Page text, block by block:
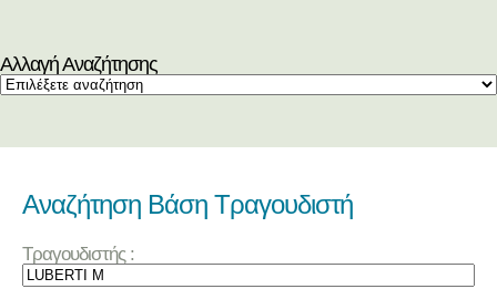
Αλλαγή Αναζήτησης
Αναζήτηση Βάση Τραγουδιστή
Τραγουδιστής :